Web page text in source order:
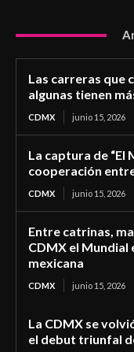
Las carreras que
algunas tienen
CDMX junio 15, 2026
La captura de “El
cooperación
CDMX junio 15, 2026
Entre catrinas,
CDMX el Mundial
mexicana
CDMX junio 15, 2026
La CDMX se
el debut triunfal